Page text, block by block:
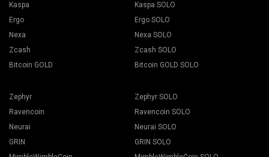
Scegli il tuo portafoglio, moneta e miner dall'elenco a
Kaspa
Ergo
Nexa
Zcash
Bitcoin GOLD
Kaspa SOLO
Ergo SOLO
Nexa SOLO
Zcash SOLO
Bitcoin GOLD SOLO
Zephyr
Ravencoin
Neurai
GRIN
Zephyr SOLO
Ravencoin SOLO
Neurai SOLO
GRIN SOLO